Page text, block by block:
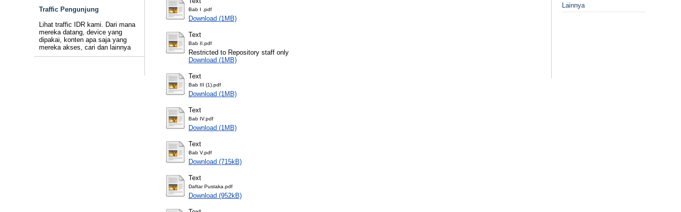
Traffic Pengunjung
Lihat traffic IDR kami. Dari mana
mereka datang, device yang
dipakai, konten apa saja yang
mereka akses, cari dan lainnya
Bab I .pdf
Download (1MB)
Text
Bab II.pdf
Restricted to Repository staff only
Download (1MB)
Text
Bab III (1).pdf
Download (1MB)
Text
Bab IV.pdf
Download (1MB)
Text
Bab V.pdf
Download (715kB)
Text
Daftar Pustaka.pdf
Download (952kB)
Lainnya